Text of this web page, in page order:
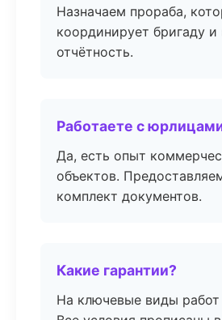
Назначаем прораба,
координирует бригаду и
отчётность.
Работаете с
Да, есть опыт
объектов.
комплект документов.
Какие гарантии?
На ключевые виды